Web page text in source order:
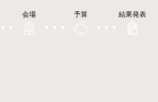
会場 予算 結果発表